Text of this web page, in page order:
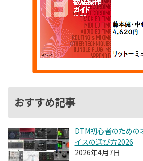
おすすめ記事
DTM初心者のための
イスの選び方2026
2026年4月7日